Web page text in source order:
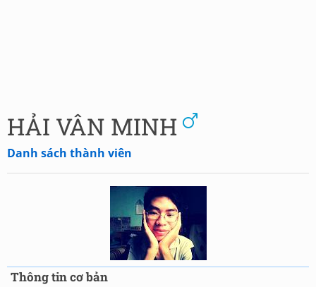
HẢI VÂN MINH
Danh sách thành viên
Thông tin cơ bản